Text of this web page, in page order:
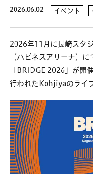
2026.06.02 イベント
2026年11月に長崎スタ
（ハピネスアリーナ）
「BRIDGE 2026」が開
行われたKohjiyaのライ